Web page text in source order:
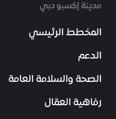
مدينة إكسبو دبي
المخطط الرئيسي
الدعم
الصحة والسلامة العامة
رفاهية العمّال